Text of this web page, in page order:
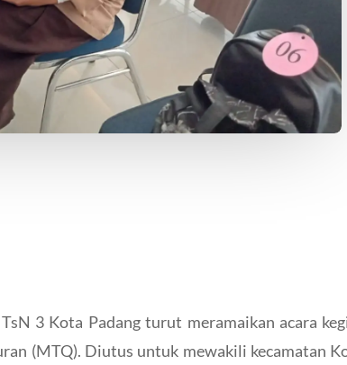
3 Kota Padang turut meramaikan acara
(MTQ). Diutus untuk mewakili kecamatan